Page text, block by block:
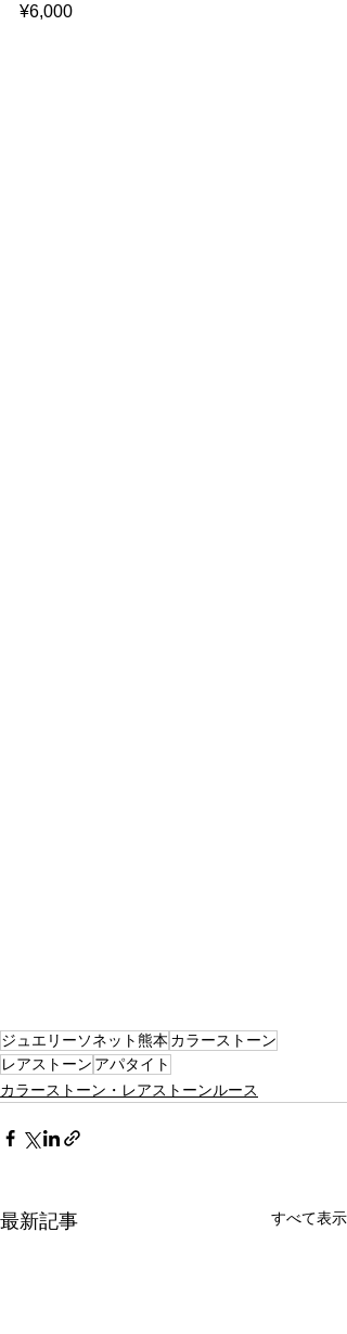
¥6,000
ジュエリーソネット熊本 カラーストーン
レアストーン アパタイト
カラーストーン・レアストーンルース
最新記事 すべて表示